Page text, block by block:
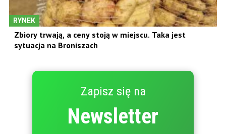
RYNEK
Zbiory trwają, a ceny stoją w miejscu. Taka jest
sytuacja na Broniszach
Zapisz się na
Newsletter